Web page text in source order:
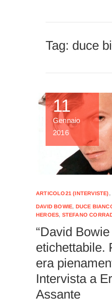
Tag: duce
11
Gennaio
2016
ARTICOLO21 (INTERVISTE) ,
DAVID BOWIE, DUCE
HEROES, STEFANO
“David
etichettabile.
era
Intervista a
Assante